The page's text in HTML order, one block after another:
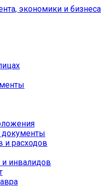
и расходов
инвалидов